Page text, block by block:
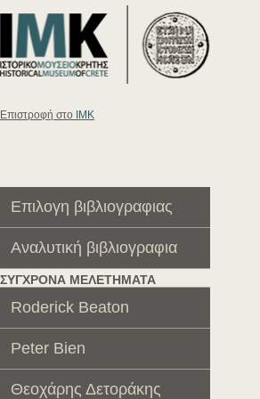
Eπιστροφή στο ΙΜΚ
Επιλογη βιβλιογραφιας
Αναλυτική βιβλιογραφια
ΣΥΓΧΡΟΝΑ ΜΕΛΕΤΗΜΑΤΑ
Roderick Beaton
Peter Bien
Θεοχάρης Δετοράκης